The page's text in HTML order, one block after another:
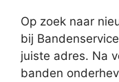
Op zoek naar
bij
juiste adres. Na
banden